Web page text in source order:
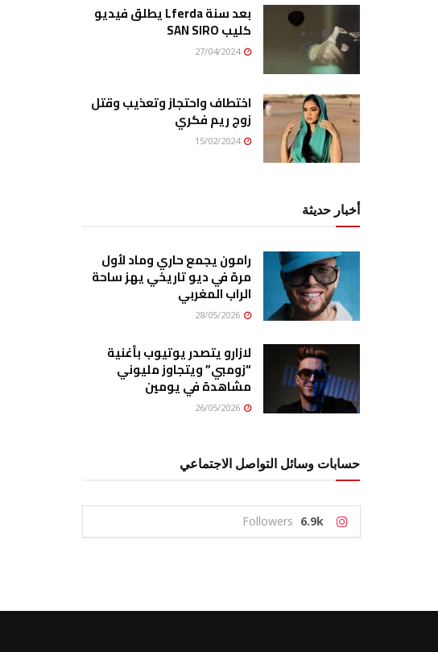
بعد سنة Lferda يطلق فيديو
كليب SAN SIRO
27/04/2024
اختطاف واحتجاز وتعذيب وقتل
زوج ريم فكري
15/02/2024
أخبار حديثة
رامون يجمع حاري وماد لأول
مرة في ديو تاريخي يهز ساحة
الراب المغربي
لازارو يتصدر يوتيوب بأغنية
“زومبي” ويتجاوز مليوني
مشاهدة في يومين
حسابات وسائل التواصل الاجتماعي
6.9k
Followers